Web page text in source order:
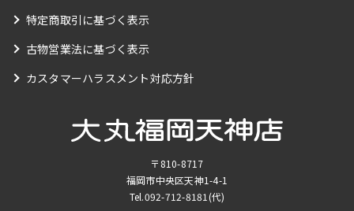
特定商取引に基づく表示
古物営業法に基づく表示
カスタマーハラスメント対応方針
〒810-8717
福岡市中央区天神1-4-1
Tel.092-712-8181 (代)